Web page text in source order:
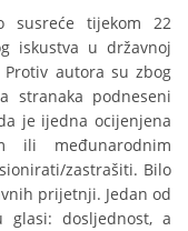
susreće tijekom 22
iskustva u državnoj
autora su zbog
stranaka podneseni
je ijedna ocijenjena
ili međunarodnim
zastrašiti. Bilo
prijetnji. Jedan od
glasi: dosljednost, a